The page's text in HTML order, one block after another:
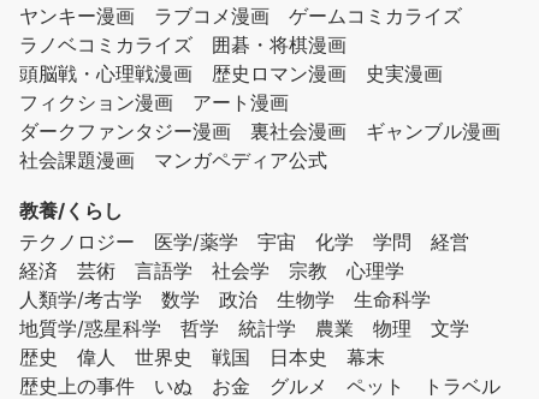
ヤンキー漫画
ラブコメ漫画
ゲームコミカライズ
ラノベコミカライズ
囲碁・将棋漫画
頭脳戦・心理戦漫画
歴史ロマン漫画
史実漫画
フィクション漫画
アート漫画
ダークファンタジー漫画
裏社会漫画
ギャンブル漫画
社会課題漫画
マンガペディア公式
教養/くらし
テクノロジー
医学/薬学 宇宙 化学 学問
経営
経済
芸術 言語学 社会学 宗教
心理学
人類学/考古学
数学 政治 生物学
生命科学
地質学/惑星科学
哲学 統計学 農業 物理
文学
歴史
偉人 世界史 戦国 日本史
幕末
歴史上の事件
いぬ お金 グルメ ペット
トラベル